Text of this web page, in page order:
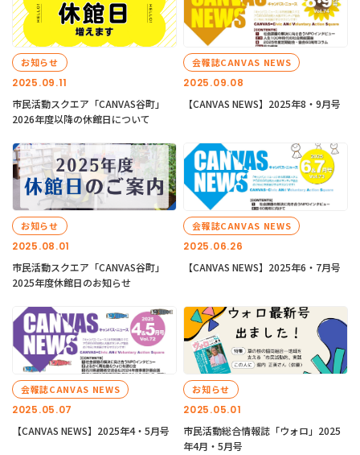
2025.09.11
お知らせ
市民活動スクエア「CANVAS谷町」
2026年度以降の休館日について
2025.09.08
会報誌CANVAS NEWS
【CANVAS NEWS】2025年8・9月号
2025.08.01
お知らせ
市民活動スクエア「CANVAS谷町」
2025年度休館日のお知らせ
2025.06.26
会報誌CANVAS NEWS
【CANVAS NEWS】2025年6・7月号
2025.05.07
会報誌CANVAS NEWS
【CANVAS NEWS】2025年4・5月号
2025.05.01
お知らせ
市民活動総合情報誌「ウォロ」2025
年4月・5月号